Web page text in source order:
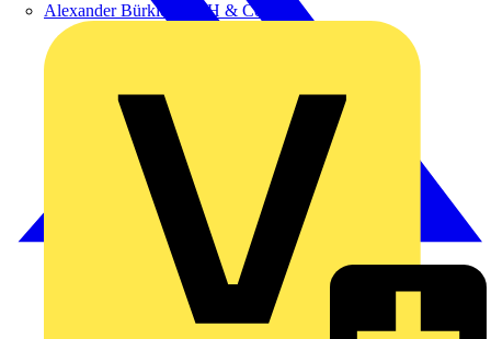
Alexander Bürkle GmbH & Co. KG